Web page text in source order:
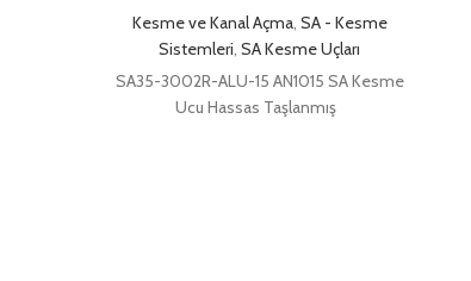
Kesme ve Kanal Açma, SA - Kesme
Sistemleri, SA Kesme Uçları
SA35-3002R-ALU-15 AN1015 SA Kesme
Ucu Hassas Taşlanmış